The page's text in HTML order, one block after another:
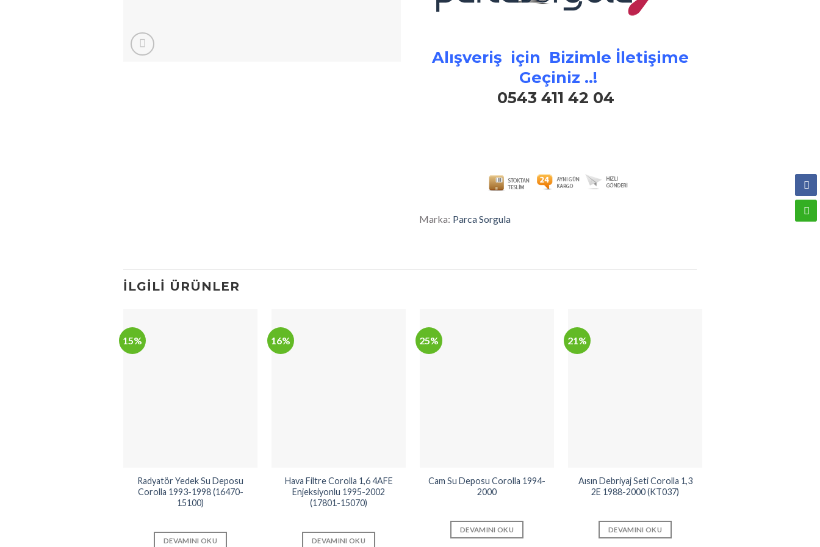
Alışveriş için Bizimle İletişime
Geçiniz ..!
0543 411 42 04
Marka: Parca Sorgula
İLGILI ÜRÜNLER
15%
Radyatör Yedek Su Deposu
Corolla 1993-1998 (16470-
15100)
DEVAMINI OKU
16%
Hava Filtre Corolla 1,6 4AFE
Enjeksiyonlu 1995-2002
(17801-15070)
DEVAMINI OKU
25%
Cam Su Deposu Corolla 1994-
2000
DEVAMINI OKU
21%
Aısın Debriyaj Seti Corolla 1,3
2E 1988-2000 (KT037)
DEVAMINI OKU